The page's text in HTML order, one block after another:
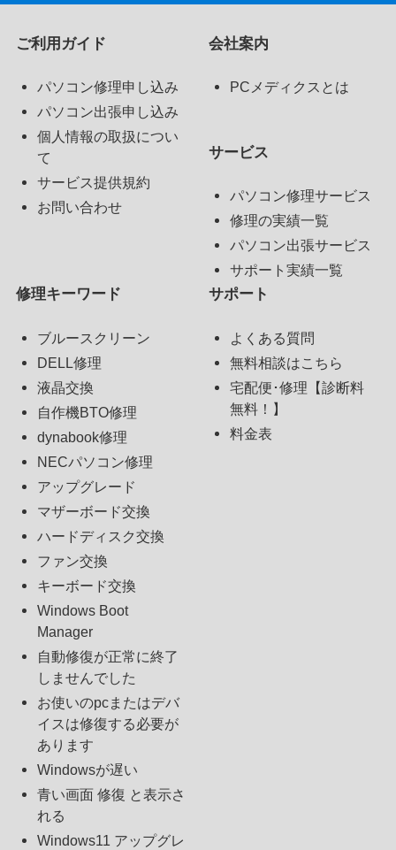
ご利用ガイド
パソコン修理申し込み
パソコン出張申し込み
個人情報の取扱につい
て
サービス提供規約
お問い合わせ
会社案内
PCメディクスとは
サービス
パソコン修理サービス
修理の実績一覧
パソコン出張サービス
サポート実績一覧
修理キーワード
ブルースクリーン
DELL修理
液晶交換
自作機BTO修理
dynabook修理
NECパソコン修理
アップグレード
マザーボード交換
ハードディスク交換
ファン交換
キーボード交換
Windows Boot
Manager
自動修復が正常に終了
しませんでした
お使いのpcまたはデバ
イスは修復する必要が
あります
Windowsが遅い
青い画面 修復 と表示さ
れる
Windows11 アップグレ
サポート
よくある質問
無料相談はこちら
宅配便･修理【診断料
無料！】
料金表